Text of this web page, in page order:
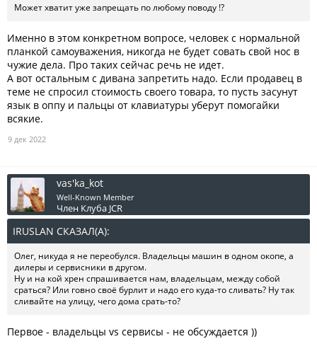
Может хватит уже запрещать по любому поводу !?
Именно в этом конкретном вопросе, человек с нормальной
планкой самоуважения, никогда не будет совать свой нос в
чужие дела. Про таких сейчас речь не идет.
А вот остальным с дивана запретить надо. Если продавец в
теме не спросил стоимость своего товара, то пусть засунут
язык в оппу и пальцы от клавиатуры уберут помогайки
всякие.
9 дек 2022
vas'ka_kot
Well-Known Member
Член Клуба JCR
IRUSLAN СКАЗАЛ(А):
Олег, никуда я не переобулся. Владельцы машин в одном окопе, а
дилеры и сервисники в другом.
Ну и на кой хрен спрашивается нам, владельцам, между собой
сраться? Или говно своё бурлит и надо его куда-то сливать? Ну так
сливайте на улицу, чего дома срать-то?
Первое - владельцы vs сервисы - не обсуждается ))